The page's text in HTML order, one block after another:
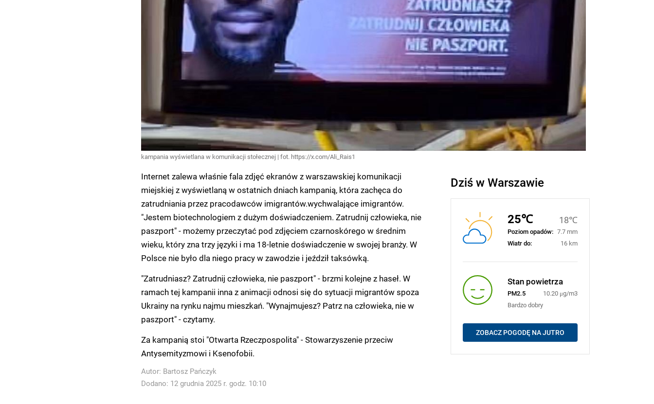
kampania wyświetlana w komunikacji stołecznej | fot. https://x.com/Ali_Rais1
Internet zalewa właśnie fala zdjęć ekranów z warszawskiej komunikacji
miejskiej z wyświetlaną w ostatnich dniach kampanią, która zachęca do
zatrudniania przez pracodawców imigrantów.wychwalające imigrantów.
"Jestem biotechnologiem z dużym doświadczeniem. Zatrudnij człowieka, nie
paszport" - możemy przeczytać pod zdjęciem czarnoskórego w średnim
wieku, który zna trzy języki i ma 18-letnie doświadczenie w swojej branży. W
Polsce nie było dla niego pracy w zawodzie i jeździł taksówką.
"Zatrudniasz? Zatrudnij człowieka, nie paszport" - brzmi kolejne z haseł. W
ramach tej kampanii inna z animacji odnosi się do sytuacji migrantów spoza
Ukrainy na rynku najmu mieszkań. "Wynajmujesz? Patrz na człowieka, nie w
paszport" - czytamy.
Za kampanią stoi "Otwarta Rzeczpospolita" - Stowarzyszenie przeciw
Antysemityzmowi i Ksenofobii.
Autor: Bartosz Pańczyk
Dodano: 12 grudnia 2025 r. godz. 10:10
Dziś w Warszawie
25℃ 18℃
Poziom opadów: 7.7 mm
Wiatr do:
16 km
Stan powietrza
PM2.5
10.20 μg/m3
Bardzo dobry
ZOBACZ POGODĘ NA JUTRO